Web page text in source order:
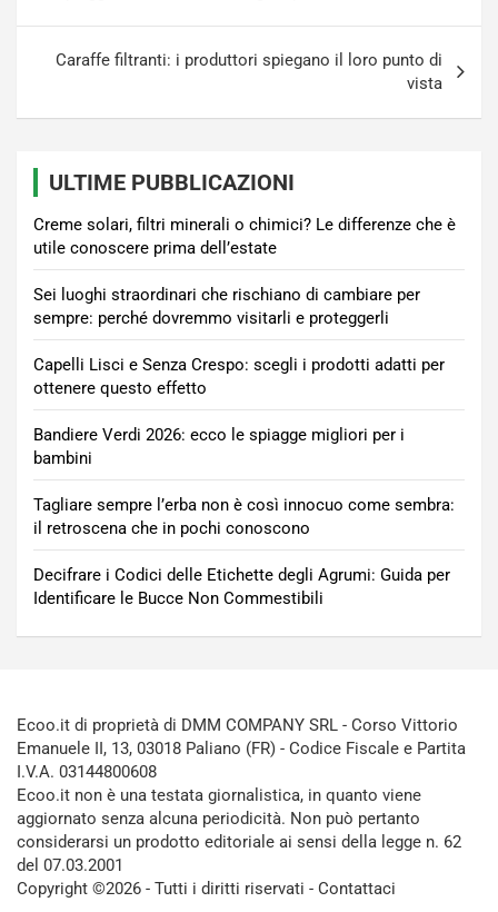
articoli
Caraffe filtranti: i produttori spiegano il loro punto di
vista
ULTIME PUBBLICAZIONI
Creme solari, filtri minerali o chimici? Le differenze che è
utile conoscere prima dell’estate
Sei luoghi straordinari che rischiano di cambiare per
sempre: perché dovremmo visitarli e proteggerli
Capelli Lisci e Senza Crespo: scegli i prodotti adatti per
ottenere questo effetto
Bandiere Verdi 2026: ecco le spiagge migliori per i
bambini
Tagliare sempre l’erba non è così innocuo come sembra:
il retroscena che in pochi conoscono
Decifrare i Codici delle Etichette degli Agrumi: Guida per
Identificare le Bucce Non Commestibili
Ecoo.it di proprietà di DMM COMPANY SRL - Corso Vittorio
Emanuele II, 13, 03018 Paliano (FR) - Codice Fiscale e Partita
I.V.A. 03144800608
Ecoo.it non è una testata giornalistica, in quanto viene
aggiornato senza alcuna periodicità. Non può pertanto
considerarsi un prodotto editoriale ai sensi della legge n. 62
del 07.03.2001
Copyright ©2026 - Tutti i diritti riservati - Contattaci